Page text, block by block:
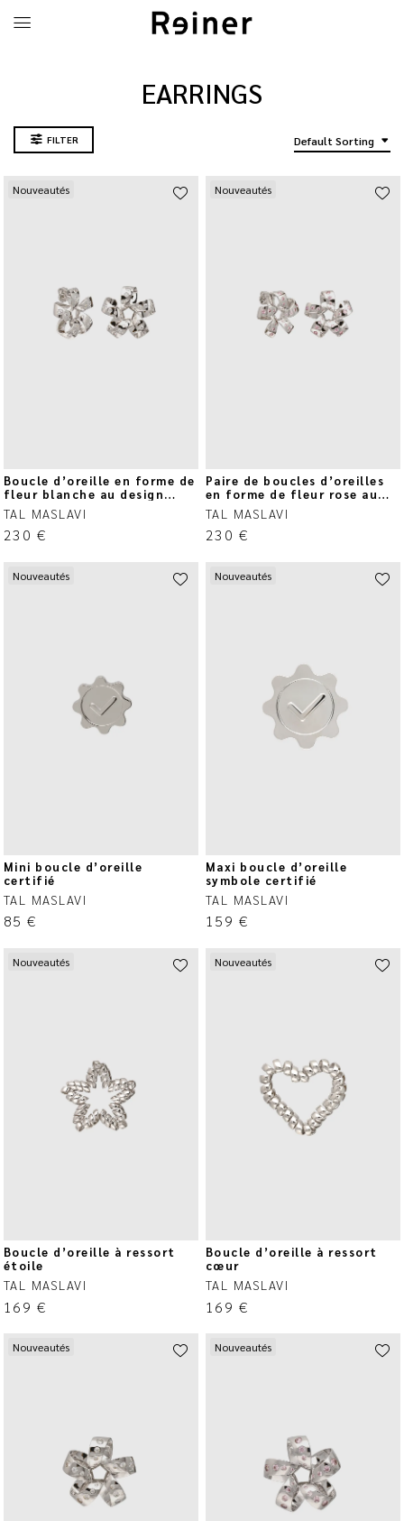
EARRINGS
FILTER Default Sorting
Nouveautés
Boucle d’oreille en forme de
fleur blanche au design
circulaire
TAL MASLAVI
230 €
Nouveautés
Paire de boucles d’oreilles
en forme de fleur rose au
design circulaire
TAL MASLAVI
230 €
Nouveautés
Mini boucle d’oreille
certifié
TAL MASLAVI
85€
Nouveautés
Maxi boucle d’oreille
symbole certifié
TAL MASLAVI
159 €
Nouveautés
Boucle d’oreille à ressort
étoile
TAL MASLAVI
169 €
Nouveautés
Boucle d’oreille à ressort
cœur
TAL MASLAVI
169 €
Nouveautés Nouveautés